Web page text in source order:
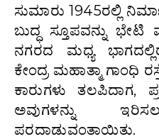
ಸುಮಾರು 1945ರಲ್ಲಿ
ಬುದ್ಧ ಸ್ತೂಪವನ್ನು
ನಗರದ ಮಧ್ಯ
ಕೇಂದ್ರ ಮಹಾತ್ಮಾ ಗಾಂಧಿ
ಕಾರುಗಳು ತಲಪಿದಾಗ,
ಅವುಗಳನ್ನು